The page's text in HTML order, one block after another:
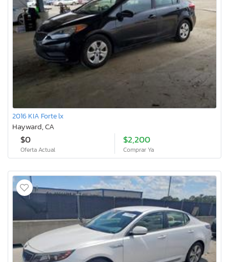
2016 KIA Forte lx
Hayward, CA
$0
Oferta Actual
$2,200
Comprar Ya